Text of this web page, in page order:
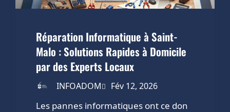
Réparation Informatique à Saint-
Malo : Solutions Rapides à Domicile
par des Experts Locaux
INFOADOM Fév 12, 2026
Les pannes informatiques ont ce don